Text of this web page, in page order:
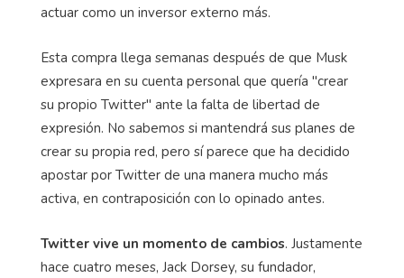
actuar como un inversor externo más.
Esta compra llega semanas después de que Musk
expresara en su cuenta personal que quería "crear
su propio Twitter" ante la falta de libertad de
expresión. No sabemos si mantendrá sus planes de
crear su propia red, pero sí parece que ha decidido
apostar por Twitter de una manera mucho más
activa, en contraposición con lo opinado antes.
Twitter vive un momento de cambios. Justamente
hace cuatro meses, Jack Dorsey, su fundador,